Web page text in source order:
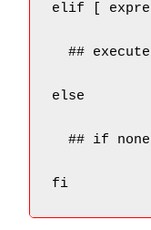
elif [
##
else
## if
fi